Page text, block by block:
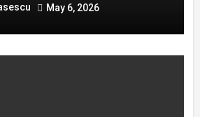
May 6, 2026